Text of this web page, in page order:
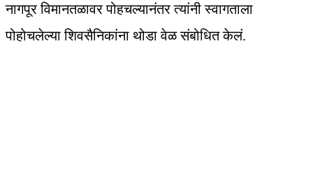
नागपूर विमानतळावर पोहचल्यानंतर त्यांनी स्वागताला
पोहोचलेल्या शिवसैनिकांना थोडा वेळ संबोधित केलं.